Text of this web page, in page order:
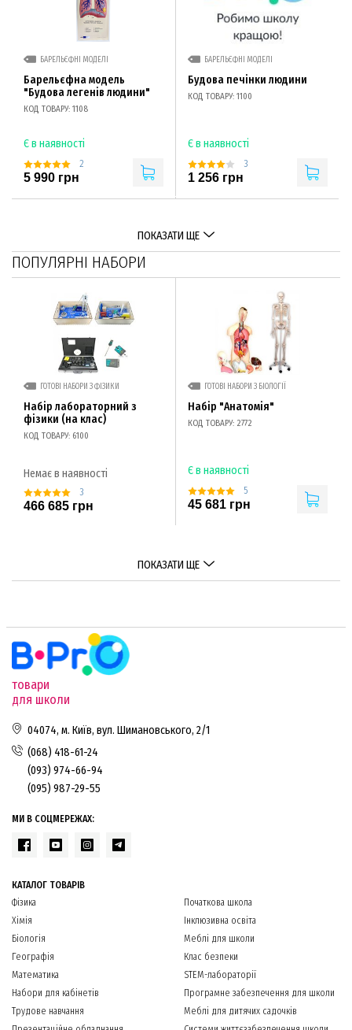
БАРЕЛЬЄФНІ МОДЕЛІ
Барельєфна модель
"Будова легенів людини"
КОД ТОВАРУ: 1108
Є в наявності
2
5 990 грн
БАРЕЛЬЄФНІ МОДЕЛІ
Будова печінки людини
КОД ТОВАРУ: 1100
Є в наявності
3
1 256 грн
ПОКАЗАТИ ЩЕ
ПОПУЛЯРНІ НАБОРИ
ГОТОВІ НАБОРИ З ФІЗИКИ
Набір лабораторний з
фізики (на клас)
КОД ТОВАРУ: 6100
Немає в наявності
3
466 685 грн
ГОТОВІ НАБОРИ З БІОЛОГІЇ
Набір "Анатомія"
КОД ТОВАРУ: 2772
Є в наявності
5
45 681 грн
ПОКАЗАТИ ЩЕ
товари
для школи
04074, м. Київ, вул. Шимановського, 2/1
(068) 418-61-24
(093) 974-66-94
(095) 987-29-55
МИ В СОЦМЕРЕЖАХ:
КАТАЛОГ ТОВАРІВ
Фізика
Хімія
Біологія
Географія
Математика
Набори для кабінетів
Трудове навчання
Початкова школа
Інклюзивна освіта
Меблі для школи
Клас безпеки
STEM-лабораторії
Програмне забезпечення для школи
Меблі для дитячих садочків